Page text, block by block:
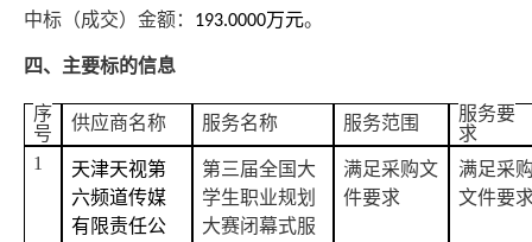
中标（成交）金额： 193.0000万元。
四、主要标的信息
序
号
供应商名称 服务名称 服务范围
服务要
求
1
天津天视第
六频道传媒
有限责任公
第三届全国大
学生职业规划
大赛闭幕式服
满足采购文
件要求
满足采
文件要